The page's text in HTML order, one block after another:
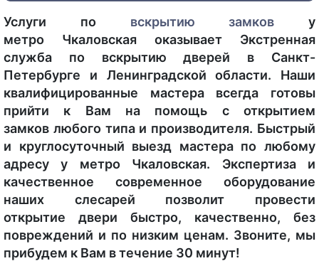
Услуги по вскрытиюзамков у
метро Чкаловская оказывает Экстренная
служба по вскрытию дверей в Санкт-
Петербурге и Ленинградской области. Наши
квалифицированные мастера всегда готовы
прийти к Вам на помощь с открытием
замков любого типа и производителя. Быстрый
и круглосуточный выезд мастера по любому
адресу у метро Чкаловская. Экспертиза и
качественное современное оборудование
наших слесарей позволит провести
открытие двери быстро, качественно, без
повреждений и по низким ценам. Звоните, мы
прибудем к Вам в течение 30 минут!